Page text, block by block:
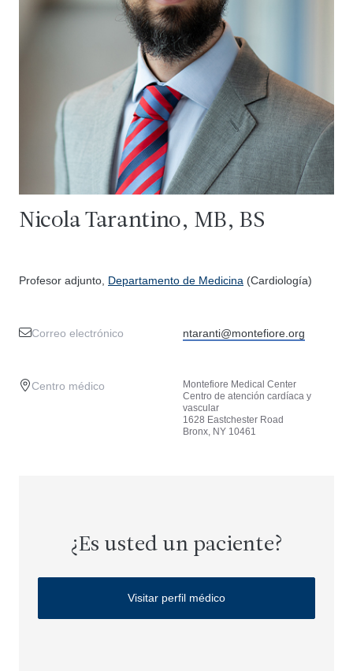
Nicola Tarantino, MB, BS
Profesor adjunto, Departamento de Medicina (Cardiología)
Correo electrónico ntaranti@montefiore.org
Centro médico
Montefiore Medical Center
Centro de atención cardíaca y
vascular
1628 Eastchester Road
Bronx, NY 10461
¿Es usted un paciente?
Visitar perfil médico